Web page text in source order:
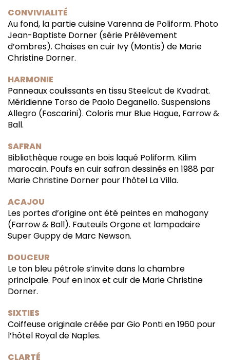
CONVIVIALITÉ
Au fond, la partie cuisine Varenna de Poliform. Photo
Jean-Baptiste Dorner (série Prélèvement
d’ombres). Chaises en cuir Ivy (Montis) de Marie
Christine Dorner.
HARMONIE
Panneaux coulissants en tissu Steelcut de Kvadrat.
Méridienne Torso de Paolo Deganello. Suspensions
Allegro (Foscarini). Coloris mur Blue Hague, Farrow &
Ball.
SAFRAN
Bibliothèque rouge en bois laqué Poliform. Kilim
marocain. Poufs en cuir safran dessinés en 1988 par
Marie Christine Dorner pour l’hôtel La Villa.
ACAJOU
Les portes d’origine ont été peintes en mahogany
(Farrow & Ball). Fauteuils Orgone et lampadaire
Super Guppy de Marc Newson.
DOUCEUR
Le ton bleu pétrole s’invite dans la chambre
principale. Pouf en inox et cuir de Marie Christine
Dorner.
SIXTIES
Coiffeuse originale créée par Gio Ponti en 1960 pour
l’hôtel Royal de Naples.
CLARTÉ